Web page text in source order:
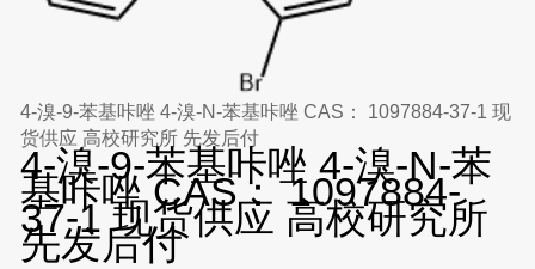
4-溴-9-苯基咔唑 4-溴-N-苯基咔唑 CAS： 1097884-37-1 现
货供应 高校研究所 先发后付
4-溴-9-苯基咔唑 4-溴-N-苯
基咔唑 CAS： 1097884-
37-1 现货供应 高校研究所
先发后付